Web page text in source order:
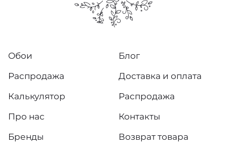
Обои
Распродажа
Калькулятор
Про нас
Бренды
Блог
Доставка и оплата
Распродажа
Контакты
Возврат товара